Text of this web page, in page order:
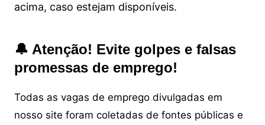
acima, caso estejam disponíveis.
🔔 Atenção! Evite golpes e falsas
promessas de emprego!
Todas as vagas de emprego divulgadas em
nosso site foram coletadas de fontes públicas e